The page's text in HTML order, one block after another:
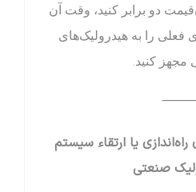
دو برابر کنید، وقت آن
را به هیدرولیک‌های
مجهز کنید.
یا ارتقاء سیستم
صنعتی